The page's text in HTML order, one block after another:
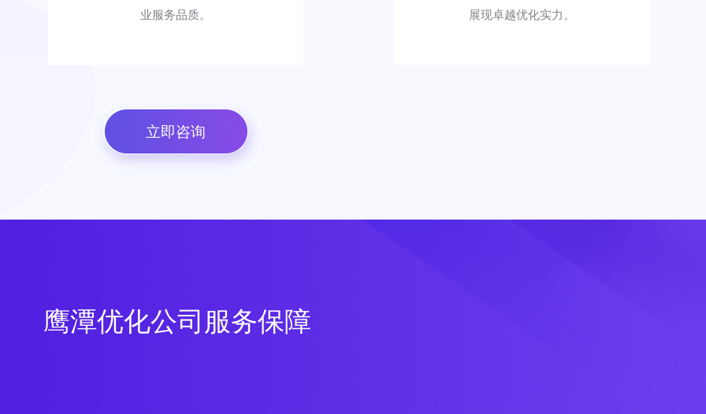
立即咨询
业服务品质。
展现卓越优化实力。
鹰潭优化公司服务保障